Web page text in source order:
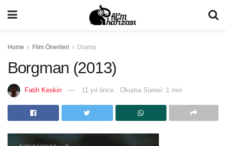
Home Film Önerileri Drama
Borgman (2013)
Fatih Keskin 11 yıl önce Okuma Süresi: 1 min